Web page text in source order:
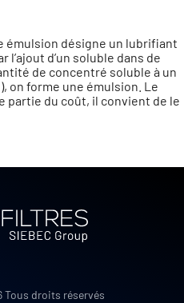
émulsion désigne un lubrifiant
l’ajout d’un soluble dans de
de concentré soluble à un
on forme une émulsion. Le
partie du coût, il convient de le
droits réservés